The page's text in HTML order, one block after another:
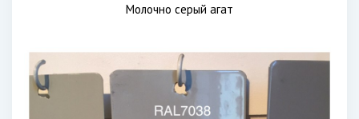
Молочно серый агат